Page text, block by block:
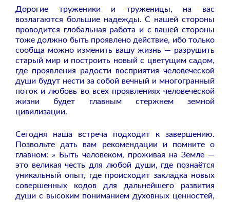
Дорогие труженики и труженицы, на вас
возлагаются большие надежды. С нашей стороны
проводится глобальная работа и с вашей стороны
тоже должно быть проявлено действие, ибо только
сообща можно изменить вашу жизнь — разрушить
старый мир и построить новый с цветущим садом,
где проявления радости восприятия человеческой
души будут нести за собой вечный и многогранный
поток и любовь во всех проявлениях человеческой
жизни будет главным стержнем земной
цивилизации.
Сегодня наша встреча подходит к завершению.
Позвольте дать вам рекомендации и помните о
главном: » Быть человеком, проживая на Земле —
это великая честь для любой души, где познаётся
уникальный опыт, где происходит закладка новых
совершенных кодов для дальнейшего развития
души с высоким пониманием духовных ценностей,